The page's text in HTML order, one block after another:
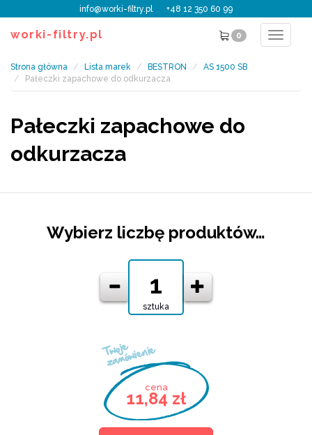
info@worki-filtry.pl +48 12 350 60 99
worki-filtry.pl 0
Toggle
Strona główna Lista marek BESTRON
AS 1500 SB
Pałeczki zapachowe do odkurzacza
Pałeczki zapachowe do
odkurzacza
Wybierz liczbę produktów…
sztuka
Twoje
zamówienie
cena
11,84 zł